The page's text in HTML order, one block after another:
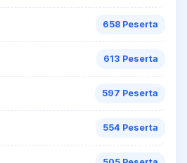
658 Peserta
613 Peserta
597 Peserta
554 Peserta